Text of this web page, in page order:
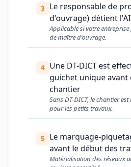
3 Le responsable de
d'ouvrage) détient
Applicable si votre
de maître d'ouvrage.
4 Une DT-DICT est
guichet unique avant
chantier
Sans DT-DICT, le chantier
pour les petits travaux.
5 Le marquage-
avant le début des
Matérialisation des réseaux